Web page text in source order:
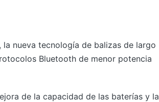
nueva tecnología de balizas de largo
Bluetooth de menor potencia
de la capacidad de las baterías y la